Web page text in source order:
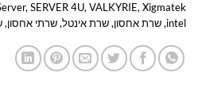
,SERVER 4U,VALKYRIE,Xigmatek
intel
,שרת אחסון,שרת אינטל,שרתי אחסון,